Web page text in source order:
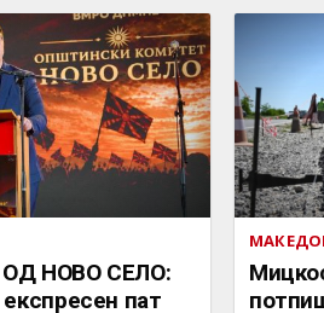
НОВО СЕЛО:
пат